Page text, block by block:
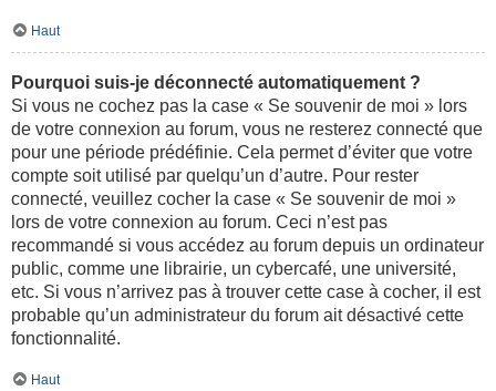
Haut
Pourquoi suis-je déconnecté automatiquement ?
Si vous ne cochez pas la case « Se souvenir de moi » lors
de votre connexion au forum, vous ne resterez connecté que
pour une période prédéfinie. Cela permet d’éviter que votre
compte soit utilisé par quelqu’un d’autre. Pour rester
connecté, veuillez cocher la case « Se souvenir de moi »
lors de votre connexion au forum. Ceci n’est pas
recommandé si vous accédez au forum depuis un ordinateur
public, comme une librairie, un cybercafé, une université,
etc. Si vous n’arrivez pas à trouver cette case à cocher, il est
probable qu’un administrateur du forum ait désactivé cette
fonctionnalité.
Haut